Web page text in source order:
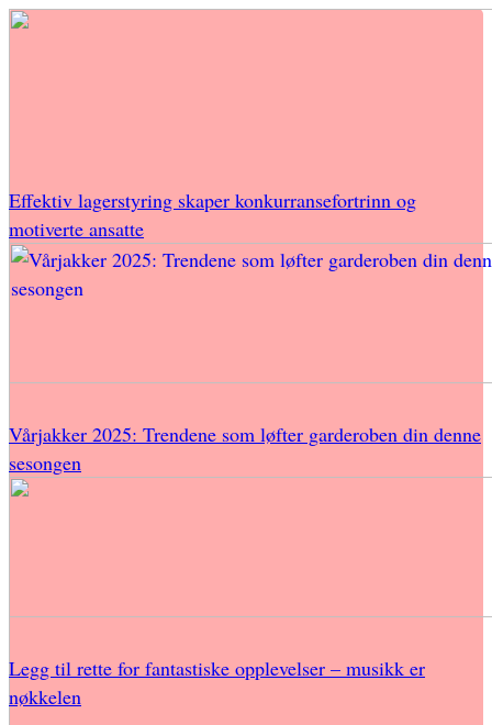
Effektiv lagerstyring skaper konkurransefortrinn og
motiverte ansatte
Vårjakker 2025: Trendene som løfter garderoben din denne
sesongen
Legg til rette for fantastiske opplevelser – musikk er
nøkkelen